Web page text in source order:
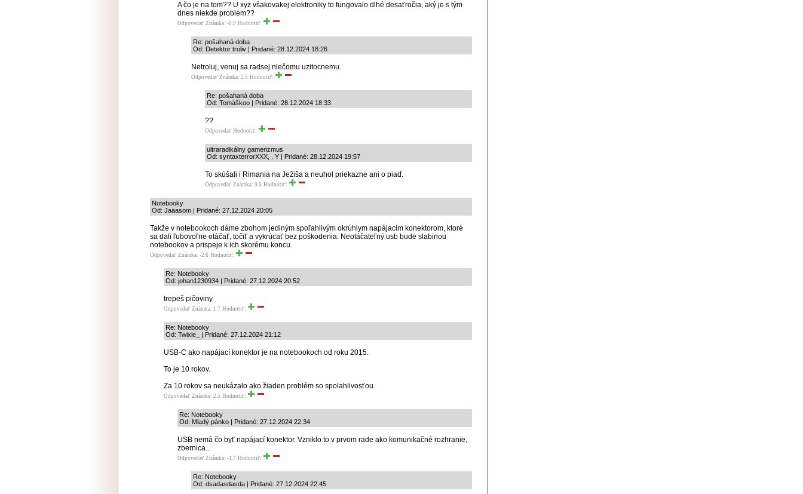
A čo je na tom?? U xyz všakovakej elektroniky to fungovalo dlhé desaťročia, aký je s tým
dnes niekde problém??
Odpovedať Známka: -0.9 Hodnotiť:
Re: pošahaná doba
Od: Detektor troliv | Pridané: 28.12.2024 18:26
Netroluj, venuj sa radsej niečomu uzitocnemu.
Odpovedať Známka: 2.5 Hodnotiť:
Re: pošahaná doba
Od: Tomáškoo | Pridané: 28.12.2024 18:33
??
Odpovedať Hodnotiť:
ultraradikálny gamerizmus
Od: syntaxterrorXXX, . Y | Pridané: 28.12.2024 19:57
To skúšali i Rimania na Ježiša a neuhol priekazne ani o piaď.
Odpovedať Známka: 0.0 Hodnotiť:
Notebooky
Od: Jaaasom | Pridané: 27.12.2024 20:05
Takže v notebookoch dáme zbohom jediným spoľahlivým okrúhlym napájacím konektorom, ktoré
sa dali ľubovoľne otáčať, točiť a vykrúcať bez poškodenia. Neotáčateľný usb bude slabinou
notebookov a prispeje k ich skorému koncu.
Odpovedať Známka: -2.6 Hodnotiť:
Re: Notebooky
Od: johan1230934 | Pridané: 27.12.2024 20:52
trepeš pičoviny
Odpovedať Známka: 1.7 Hodnotiť:
Re: Notebooky
Od: Twixie_ | Pridané: 27.12.2024 21:12
USB-C ako napájací konektor je na notebookoch od roku 2015.
To je 10 rokov.
Za 10 rokov sa neukázalo ako žiaden problém so spolahlivosťou.
Odpovedať Známka: 2.5 Hodnotiť:
Re: Notebooky
Od: Mladý pánko | Pridané: 27.12.2024 22:34
USB nemá čo byť napájací konektor. Vzniklo to v prvom rade ako komunikačné rozhranie,
zbernica...
Odpovedať Známka: -1.7 Hodnotiť:
Re: Notebooky
Od: dsadasdasda | Pridané: 27.12.2024 22:45